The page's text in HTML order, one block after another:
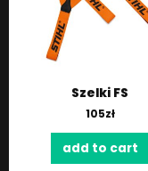
Szelki FS
105zł
add to cart